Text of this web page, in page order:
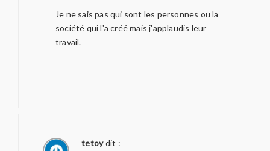
Je ne sais pas qui sont les personnes ou la
société qui l'a créé mais j'applaudis leur
travail.
tetoy dit :